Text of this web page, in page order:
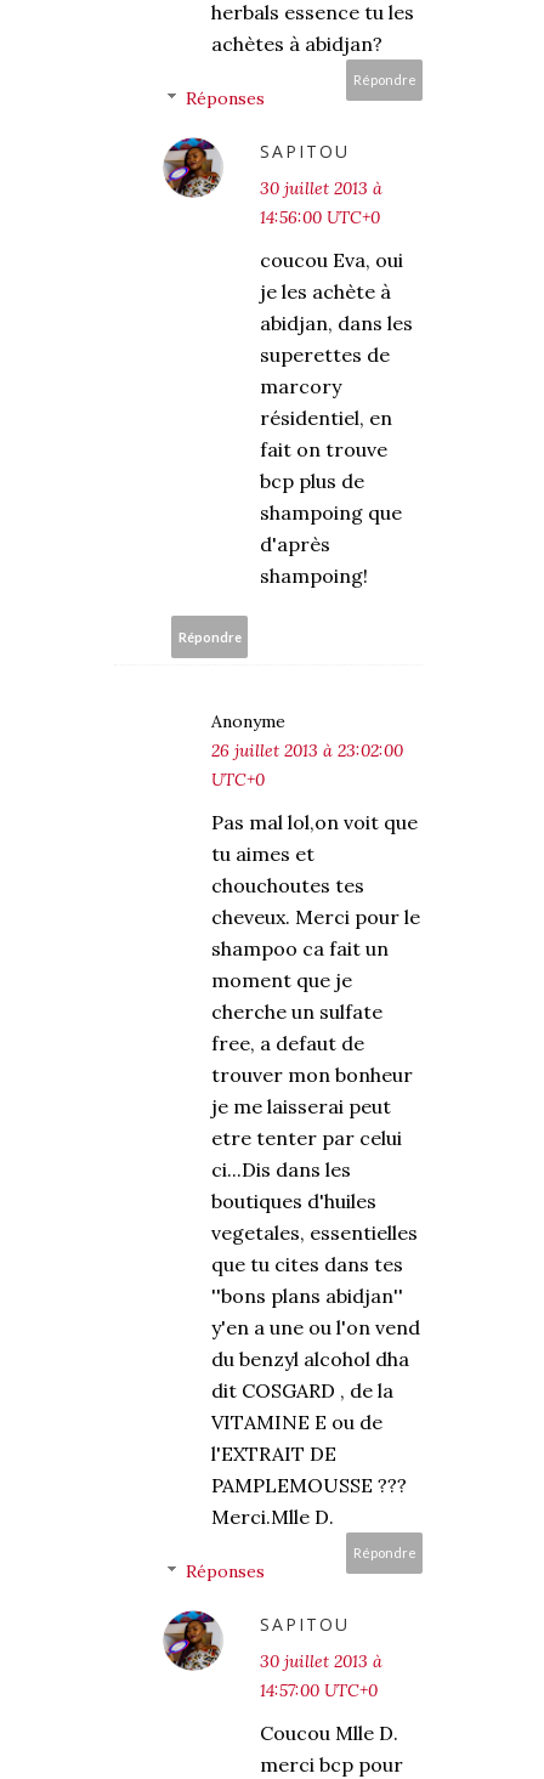
herbals essence tu les
achètes à abidjan?
Répondre
Réponses
SAPITOU
30 juillet 2013 à
14:56:00 UTC+0
coucou Eva, oui
je les achète à
abidjan, dans les
superettes de
marcory
résidentiel, en
fait on trouve
bcp plus de
shampoing que
d'après
shampoing!
Répondre
Anonyme
26 juillet 2013 à 23:02:00
UTC+0
Pas mal lol,on voit que
tu aimes et
chouchoutes tes
cheveux. Merci pour le
shampoo ca fait un
moment que je
cherche un sulfate
free, a defaut de
trouver mon bonheur
je me laisserai peut
etre tenter par celui
ci...Dis dans les
boutiques d'huiles
vegetales, essentielles
que tu cites dans tes
''bons plans abidjan''
y'en a une ou l'on vend
du benzyl alcohol dha
dit COSGARD , de la
VITAMINE E ou de
l'EXTRAIT DE
PAMPLEMOUSSE ???
Merci.Mlle D.
Répondre
Réponses
SAPITOU
30 juillet 2013 à
14:57:00 UTC+0
Coucou Mlle D.
merci bcp pour